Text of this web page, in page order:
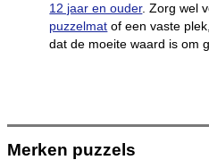
12 jaar en ouder. Zorg wel
puzzelmat of een vaste
dat de moeite waard is om
Merken puzzels